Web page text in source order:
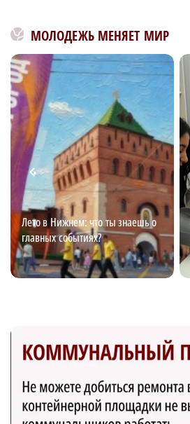
МОЛОДЕЖЬ МЕНЯЕТ МИР
Лето в Нижнем: что ты знаешь о
главных событиях?